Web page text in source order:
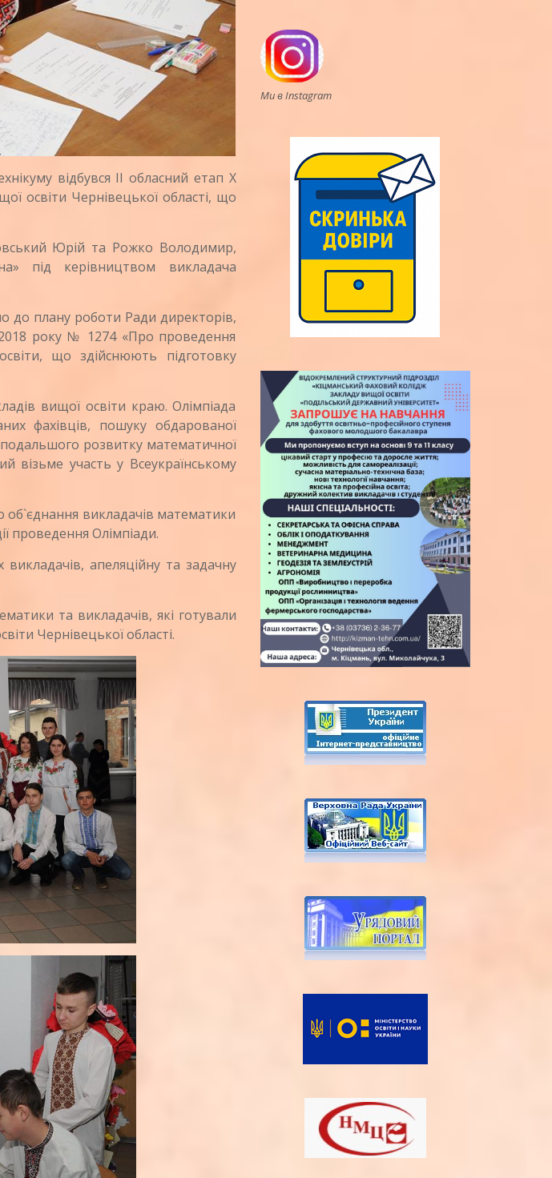
відбувся ІІ обласний етап Х
освіти Чернівецької області, що
Юрій та Рожко Володимир,
під керівництвом викладача
до плану роботи Ради директорів,
року № 1274 «Про проведення
що здійснюють підготовку
вищої освіти краю. Олімпіада
фахівців, пошуку обдарованої
подальшого розвитку математичної
візьме участь у Всеукраїнському
викладачів математики
проведення Олімпіади.
апеляційну та задачну
та викладачів, які готували
Чернівецької області.
Ми в Instagram